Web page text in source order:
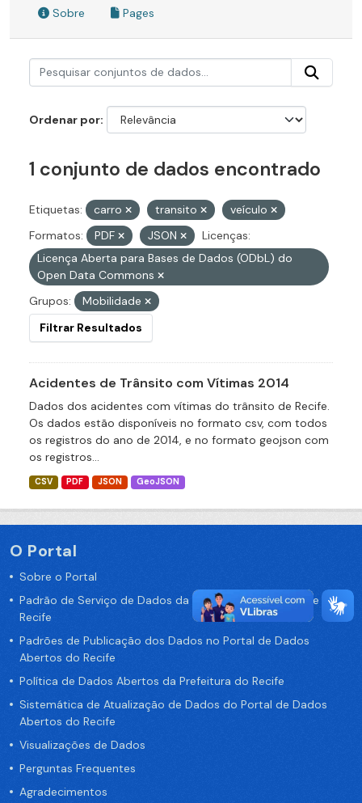
Sobre Pages
Ordenar por
1 conjunto de dados encontrado
Etiquetas: carro transito
veículo
Formatos:
PDF JSON
Licenças:
Licença Aberta para Bases de Dados (ODbL) do
Open Data Commons
Grupos:
Mobilidade
Filtrar Resultados
Acidentes de Trânsito com Vítimas 2014
Dados dos acidentes com vítimas do trânsito de Recife.
Os dados estão disponíveis no formato csv, com todos
os registros do ano de 2014, e no formato geojson com
os registros...
CSV PDF JSON GeoJSON
O Portal
Sobre o Portal
Padrão de Serviço de Dados da Prefeitura da Cidade de
Recife
Padrões de Publicação dos Dados no Portal de Dados
Abertos do Recife
Política de Dados Abertos da Prefeitura do Recife
Sistemática de Atualização de Dados do Portal de Dados
Abertos do Recife
Visualizações de Dados
Perguntas Frequentes
Agradecimentos